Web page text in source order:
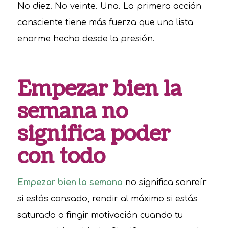
No diez. No veinte. Una. La primera acción
consciente tiene más fuerza que una lista
enorme hecha desde la presión.
Empezar bien la
semana no
significa poder
con todo
Empezar bien la semana no significa sonreír
si estás cansado, rendir al máximo si estás
saturado o fingir motivación cuando tu